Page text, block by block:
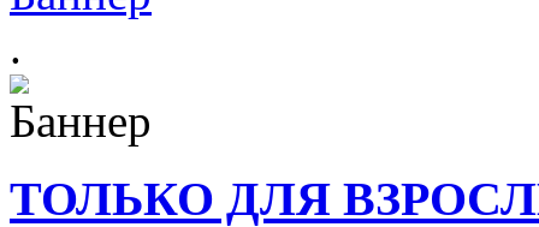
.
ТОЛЬКО ДЛЯ